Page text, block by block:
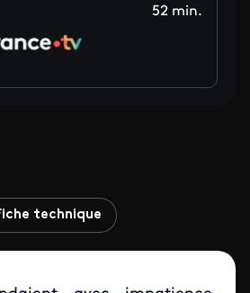
52 min.
Facebook
? ' sur X
y es-tu ? ' sur LinkedIn
technique